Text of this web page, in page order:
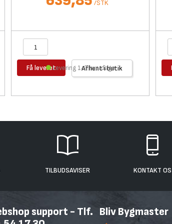
/STK
Få leveret Afhent i butik
Levering 1-2 hverdage
TILBUDSAVISER KONTAKT OS
support - Tlf. Bliv Bygmaster